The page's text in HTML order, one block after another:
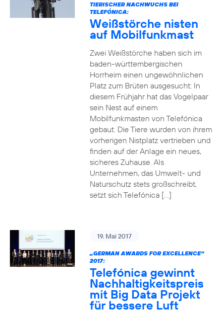
TIERISCHER NACHWUCHS BEI
TELEFÓNICA:
Weißstörche nisten
auf Mobilfunkmast
Zwei Weißstörche haben sich im
baden-württembergischen
Horrheim einen ungewöhnlichen
Platz zum Brüten ausgesucht: In
diesem Frühjahr hat das Vogelpaar
sein Nest auf einem
Mobilfunkmasten von Telefónica
gebaut. Die Tiere wurden von ihrem
vorherigen Nistplatz vertrieben und
finden auf der Anlage ein neues,
sicheres Zuhause. Als
Unternehmen, das Umwelt- und
Naturschutz stets großschreibt,
setzt sich Telefónica […]
19. Mai 2017
„GERMAN AWARDS FOR EXCELLENCE“
2017:
Telefónica gewinnt
Nachhaltigkeitspreis
mit Big Data Projekt
für bessere Luft